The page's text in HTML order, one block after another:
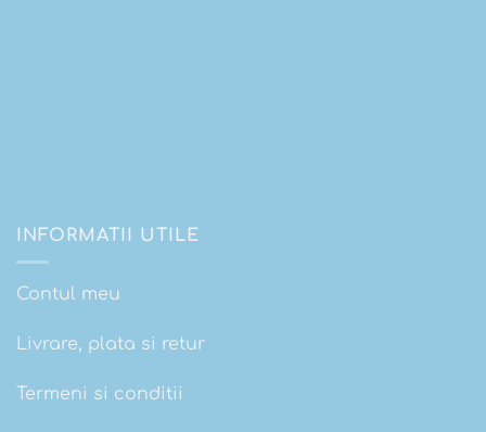
INFORMATII UTILE
Contul meu
Livrare, plata si retur
Termeni si conditii